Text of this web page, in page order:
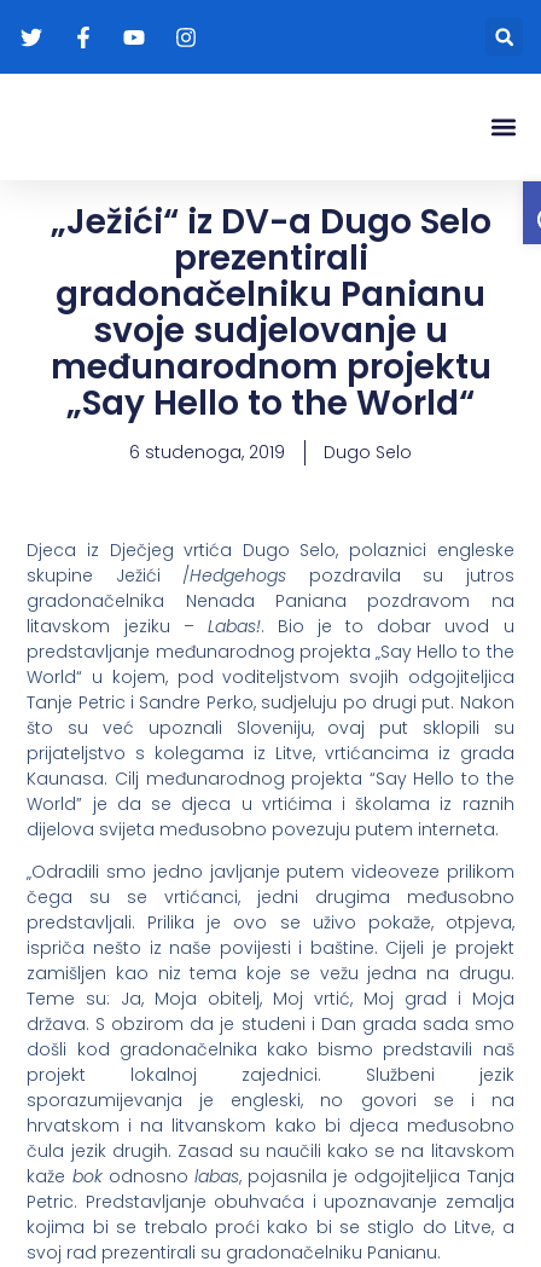
„Ježići“ iz DV-a Dugo Selo
prezentirali
gradonačelniku Panianu
svoje sudjelovanje u
međunarodnom projektu
„Say Hello to the World“
6 studenoga, 2019 Dugo Selo
Djeca iz Dječjeg vrtića Dugo Selo, polaznici engleske
skupine Ježići /Hedgehogs pozdravila su jutros
gradonačelnika Nenada Paniana pozdravom na
litavskom jeziku – Labas!. Bio je to dobar uvod u
predstavljanje međunarodnog projekta „Say Hello to the
World“ u kojem, pod voditeljstvom svojih odgojiteljica
Tanje Petric i Sandre Perko, sudjeluju po drugi put. Nakon
što su već upoznali Sloveniju, ovaj put sklopili su
prijateljstvo s kolegama iz Litve, vrtićancima iz grada
Kaunasa. Cilj međunarodnog projekta “Say Hello to the
World” je da se djeca u vrtićima i školama iz raznih
dijelova svijeta međusobno povezuju putem interneta.
„Odradili smo jedno javljanje putem videoveze prilikom
čega su se vrtićanci, jedni drugima međusobno
predstavljali. Prilika je ovo se uživo pokaže, otpjeva,
ispriča nešto iz naše povijesti i baštine. Cijeli je projekt
zamišljen kao niz tema koje se vežu jedna na drugu.
Teme su: Ja, Moja obitelj, Moj vrtić, Moj grad i Moja
država. S obzirom da je studeni i Dan grada sada smo
došli kod gradonačelnika kako bismo predstavili naš
projekt lokalnoj zajednici. Službeni jezik
sporazumijevanja je engleski, no govori se i na
hrvatskom i na litvanskom kako bi djeca međusobno
čula jezik drugih. Zasad su naučili kako se na litavskom
kaže bokodnosno labas, pojasnila je odgojiteljica Tanja
Petric. Predstavljanje obuhvaća i upoznavanje zemalja
kojima bi se trebalo proći kako bi se stiglo do Litve, a
svoj rad prezentirali su gradonačelniku Panianu.